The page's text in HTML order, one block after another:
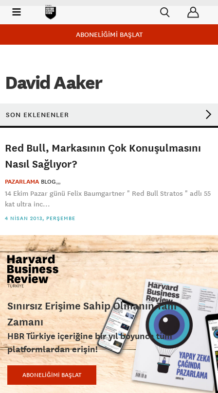
ABONELİĞİMİ BAŞLAT
David Aaker
SON EKLENENLER
Red Bull, Markasının Çok Konuşulmasını
Nasıl Sağlıyor?
PAZARLAMA BLOG
14 Ekim Pazar günü Felix Baumgartner " Red Bull Stratos " adlı 55
kat ultra inc...
4 NISAN 2013, PERŞEMBE
Sınırsız Erişime Sahip Olmanın Tam
Zamanı
HBR Türkiye içeriğine bir yıl boyunca tüm
platformlardan erişin!
ABONELİĞİMİ BAŞLAT